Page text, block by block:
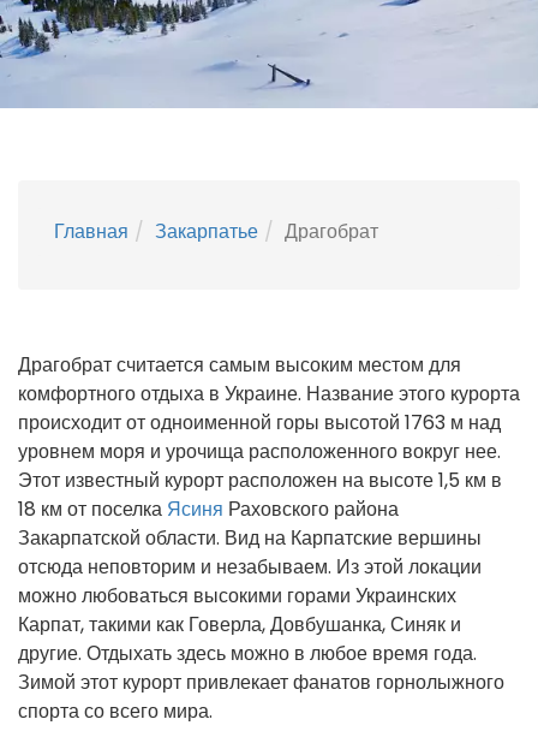
Главная Закарпатье Драгобрат
Драгобрат считается самым высоким местом для
комфортного отдыха в Украине. Название этого курорта
происходит от одноименной горы высотой 1763 м над
уровнем моря и урочища расположенного вокруг нее.
Этот известный курорт расположен на высоте 1,5 км в
18 км от поселка Ясиня Раховского района
Закарпатской области. Вид на Карпатские вершины
отсюда неповторим и незабываем. Из этой локации
можно любоваться высокими горами Украинских
Карпат, такими как Говерла, Довбушанка, Синяк и
другие. Отдыхать здесь можно в любое время года.
Зимой этот курорт привлекает фанатов горнолыжного
спорта со всего мира.